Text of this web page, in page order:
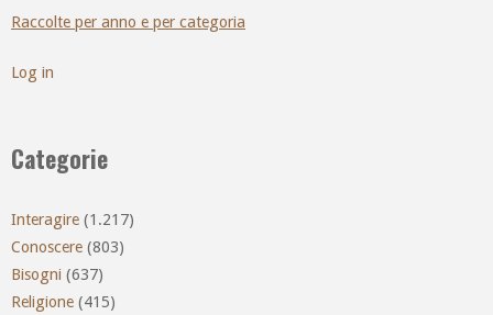
Raccolte per anno e per categoria
Log in
Categorie
Interagire (1.217)
Conoscere (803)
Bisogni (637)
Religione (415)